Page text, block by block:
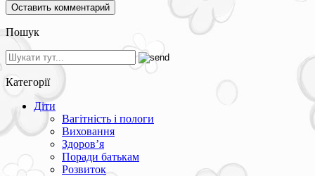
Пошук
Категорії
Діти
Вагітність і пологи
Виховання
Здоров’я
Поради батькам
Розвиток